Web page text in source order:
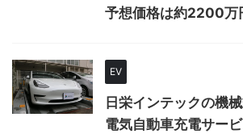
予想価格は約2200万
EV
日栄インテックの機械
電気自動車充電サー